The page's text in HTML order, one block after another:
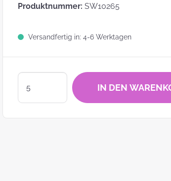
zu
zum
Produktnummer: SW10265
Versandfertig in: 4-6 Werktagen
IN DEN